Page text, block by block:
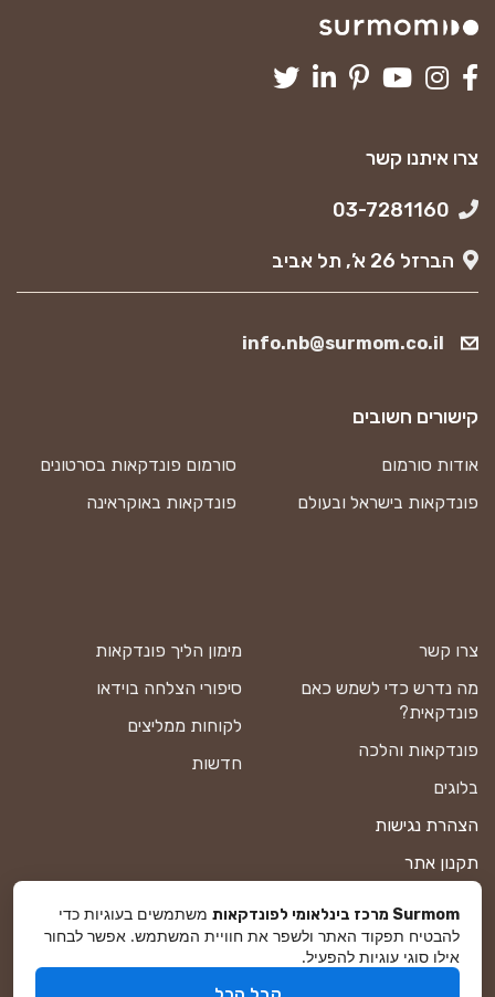
צרו איתנו קשר
הברזל 26 א’, תל אביב
info.nb@surmom.co.il
צרו קשר
מה נדרש כדי לשמש כאם
פונדקאית?
פונדקאות והלכה
בלוגים
הצהרת נגישות
תקנון אתר
מפת אתר
מימון הליך פונדקאות
סיפורי הצלחה בוידאו
לקוחות ממליצים
חדשות
קישורים חשובים
אודות סורמום
סורמום פונדקאות בסרטונים
פונדקאות בישראל ובעולם
פונדקאות באוקראינה
Surmom מרכז בינלאומי לפונדקאות
משתמשים בעוגיות כדי
להבטיח תפקוד האתר ולשפר את חוויית המשתמש. אפשר לבחור
אילו סוגי עוגיות להפעיל.